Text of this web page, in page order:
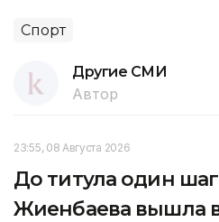
Спорт
Другие СМИ
Автор
23:55, 08 Августа 2026
До титула один
Жиенбаева вышла